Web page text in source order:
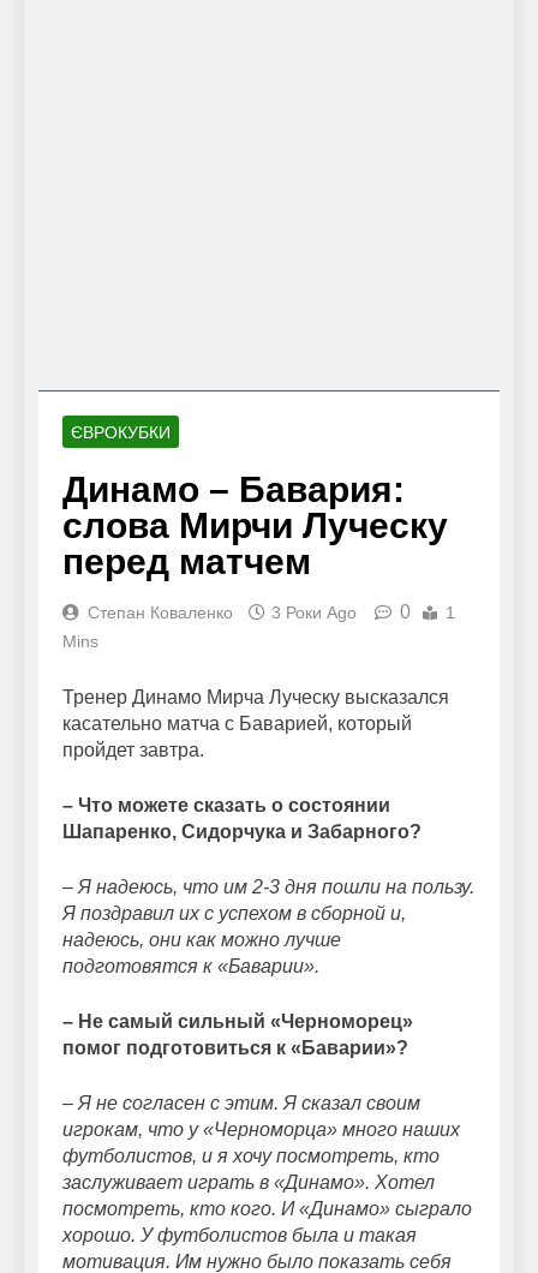
ЄВРОКУБКИ
Динамо – Бавария:
слова Мирчи Луческу
перед матчем
Степан Коваленко 3 Роки Ago 0
1
Mins
Тренер Динамо Мирча Луческу высказался
касательно матча с Баварией, который
пройдет завтра.
– Что можете сказать о состоянии
Шапаренко, Сидорчука и Забарного?
– Я надеюсь, что им 2-3 дня пошли на пользу.
Я поздравил их с успехом в сборной и,
надеюсь, они как можно лучше
подготовятся к «Баварии».
– Не самый сильный «Черноморец»
помог подготовиться к «Баварии»?
– Я не согласен с этим. Я сказал своим
игрокам, что у «Черноморца» много наших
футболистов, и я хочу посмотреть, кто
заслуживает играть в «Динамо». Хотел
посмотреть, кто кого. И «Динамо» сыграло
хорошо. У футболистов была и такая
мотивация. Им нужно было показать себя